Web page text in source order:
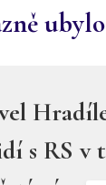
ubylo
s RS v